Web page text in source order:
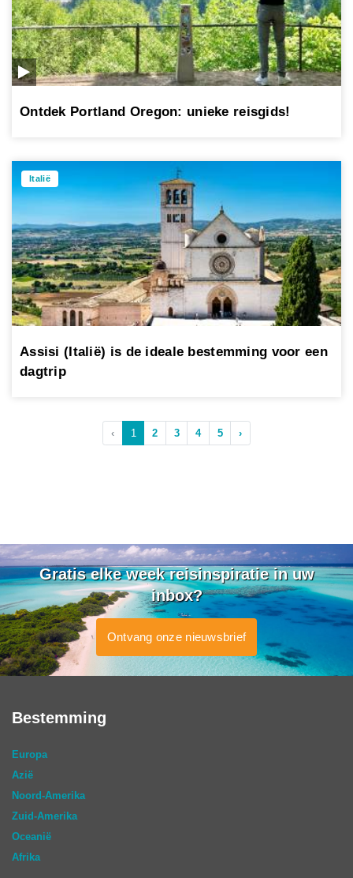
Ontdek Portland Oregon: unieke reisgids!
Italië
Assisi (Italië) is de ideale bestemming voor een
dagtrip
‹ 1 2 3 4 5 ›
Gratis elke week reisinspiratie in uw
inbox?
Ontvang onze nieuwsbrief
Bestemming
Europa
Azië
Noord-Amerika
Zuid-Amerika
Oceanië
Afrika